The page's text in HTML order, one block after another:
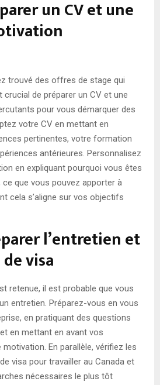
un CV et une
trouvé des offres de stage qui
de préparer un CV et une
pour vous démarquer des
votre CV en mettant en
pertinentes, votre formation
antérieures. Personnalisez
en expliquant pourquoi vous êtes
que vous pouvez apporter à
cela s’aligne sur vos objectifs
l’entretien et
visa
retenue, il est probable que vous
entretien. Préparez-vous en vous
en pratiquant des questions
en mettant en avant vos
En parallèle, vérifiez les
visa pour travailler au Canada et
nécessaires le plus tôt